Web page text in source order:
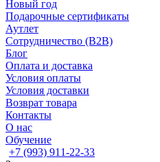
Новый год
Подарочные сертификаты
Аутлет
Сотрудничество (B2B)
Блог
Оплата и доставка
Условия оплаты
Условия доставки
Возврат товара
Контакты
О нас
Обучение
+7 (993) 911-22-33